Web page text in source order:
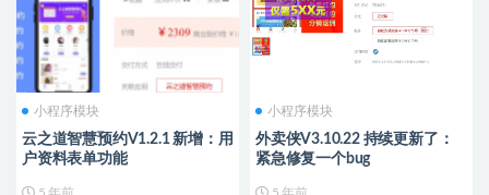
小程序模块
云之道智慧预约V1.2.1 新增：用
户资料表单功能
小程序模块
外卖侠V3.10.22 持续更新了：
紧急修复一个bug